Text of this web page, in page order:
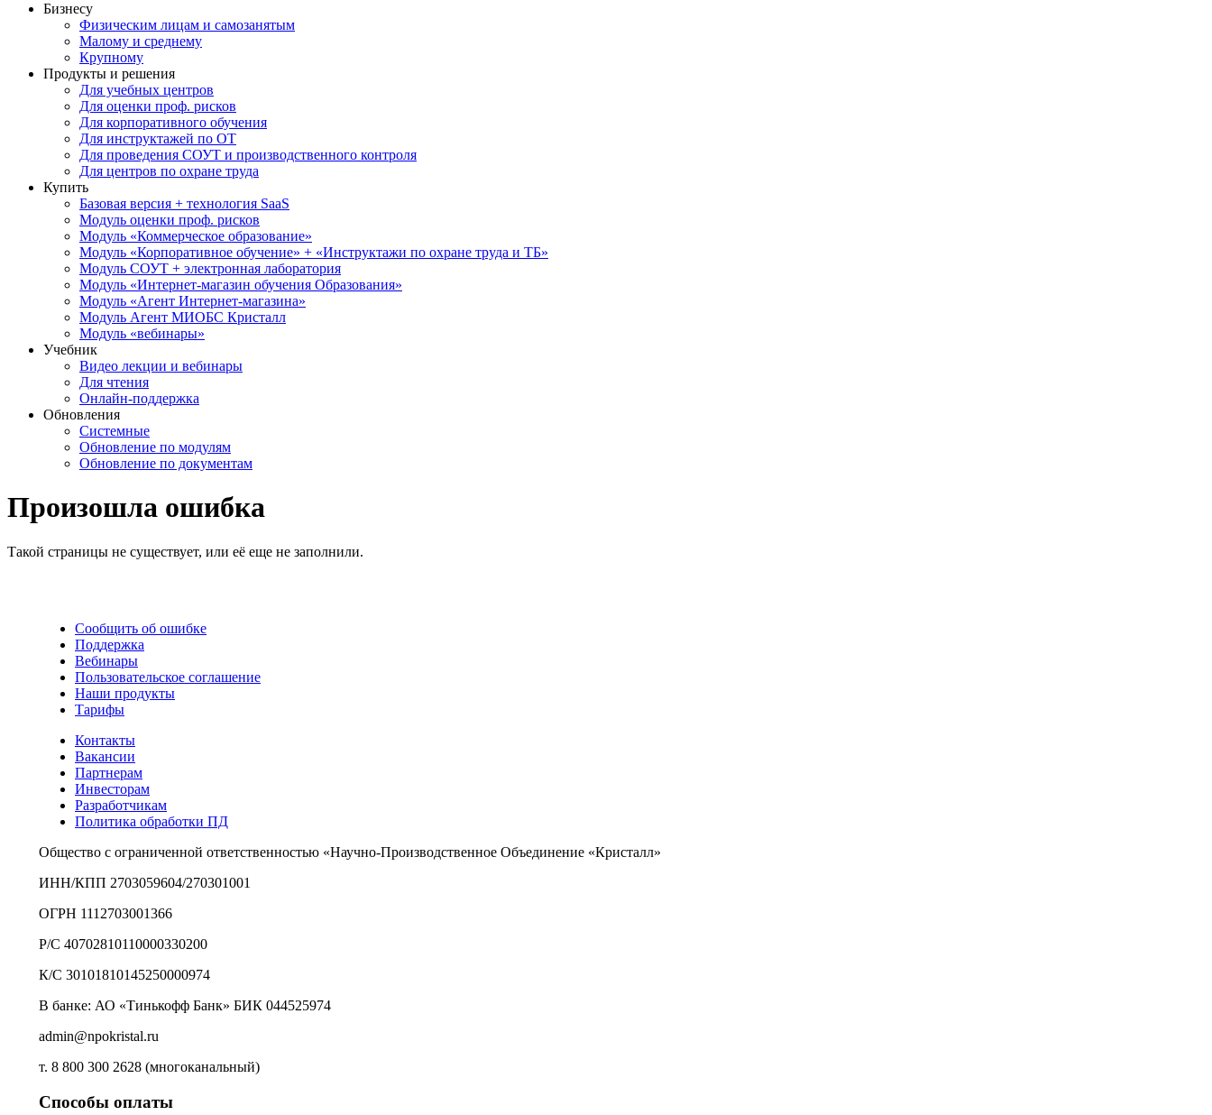
Бизнесу
Физическим лицам и самозанятым
Малому и среднему
Крупному
Продукты и решения
Для учебных центров
Для оценки проф. рисков
Для корпоративного обучения
Для инструктажей по ОТ
Для проведения СОУТ и производственного контроля
Для центров по охране труда
Купить
Базовая версия + технология SaaS
Модуль оценки проф. рисков
Модуль «Коммерческое образование»
Модуль «Корпоративное обучение» + «Инструктажи по охране труда и ТБ»
Модуль СОУТ + электронная лаборатория
Модуль «Интернет-магазин обучения Образования»
Модуль «Агент Интернет-магазина»
Модуль Агент МИОБС Кристалл
Модуль «вебинары»
Учебник
Видео лекции и вебинары
Для чтения
Онлайн-поддержка
Обновления
Системные
Обновление по модулям
Обновление по документам
Произошла ошибка
Такой страницы не существует, или её еще не заполнили.
Сообщить об ошибке
Поддержка
Вебинары
Пользовательское соглашение
Наши продукты
Тарифы
Контакты
Вакансии
Партнерам
Инвесторам
Разработчикам
Политика обработки ПД
Общество с ограниченной ответственностью «Научно-Производственное Объединение «Кристалл»
ИНН/КПП 2703059604/270301001
ОГРН 1112703001366
Р/С 40702810110000330200
К/С 30101810145250000974
В банке: АО «Тинькофф Банк» БИК 044525974
admin@npokristal.ru
т. 8 800 300 2628 (многоканальный)
Способы оплаты